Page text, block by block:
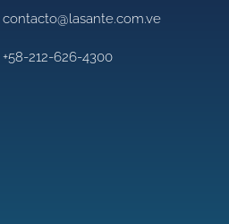
contacto@lasante.com.ve
+58-212-626-4300